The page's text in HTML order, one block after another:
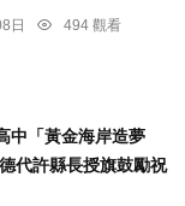
日
494 觀看
中「黃金海岸造夢
代許縣長授旗鼓勵祝